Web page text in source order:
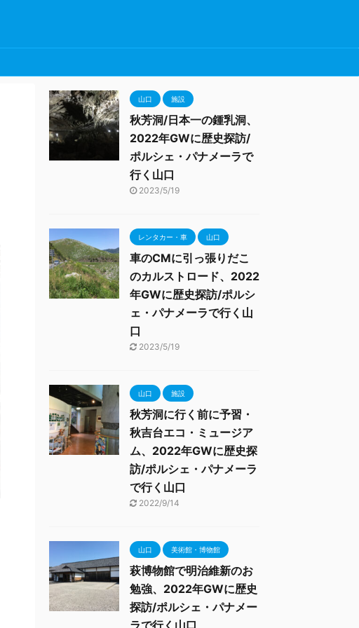
山口 施設
秋芳洞/日本一の鍾乳洞、
2022年GWに歴史探訪/
ポルシェ・パナメーラで
行く山口
2023/5/19
レンタカー・車 山口
車のCMに引っ張りだこ
のカルストロード、2022
年GWに歴史探訪/ポルシ
ェ・パナメーラで行く山
口
2023/5/19
山口 施設
秋芳洞に行く前に予習・
秋吉台エコ・ミュージア
ム、2022年GWに歴史探
訪/ポルシェ・パナメーラ
で行く山口
2022/9/14
山口 美術館・博物館
萩博物館で明治維新のお
勉強、2022年GWに歴史
探訪/ポルシェ・パナメー
ラで行く山口